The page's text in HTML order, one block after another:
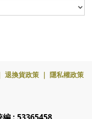
退換貨政策 ｜ 隱私權政策